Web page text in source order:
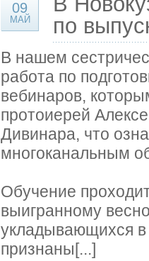
09
МАЙ
по
В нашем
работа по
вебинаров,
протоиерей
Дивинара, что
многоканальным
Обучение
выигранному
укладывающихся в
признаны[...]